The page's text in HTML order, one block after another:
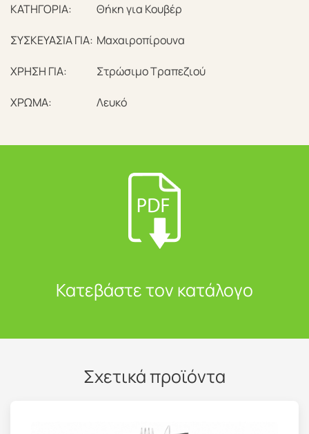
ΚΑΤΗΓΟΡΙΑ: Θήκη για Κουβέρ
ΣΥΣΚΕΥΑΣΙΑ ΓΙΑ: Μαχαιροπίρουνα
ΧΡΗΣΗ ΓΙΑ: Στρώσιμο Τραπεζιού
ΧΡΩΜΑ: Λευκό
Κατεβάστε τον κατάλογο
Σχετικά προϊόντα